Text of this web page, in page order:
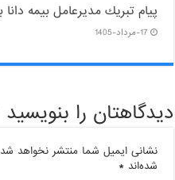
پیام ‌تبریك‌ مدیرعامل بیمه دانا
17-مرداد-1405
دیدگاهتان را بنویسید
نشانی ایمیل شما منتشر نخواهد
شده‌اند*